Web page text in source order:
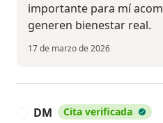
importante para mí
generen bienestar real.
17 de marzo de 2026
DM Cita verificada